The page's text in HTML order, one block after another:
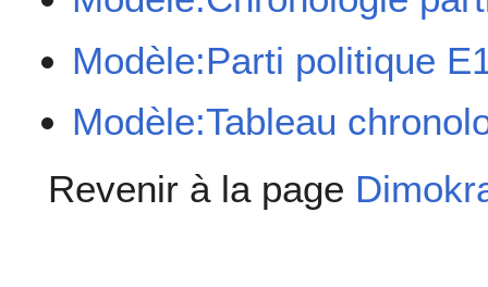
Modèle:Parti politique
Modèle:Tableau
Revenir à la page